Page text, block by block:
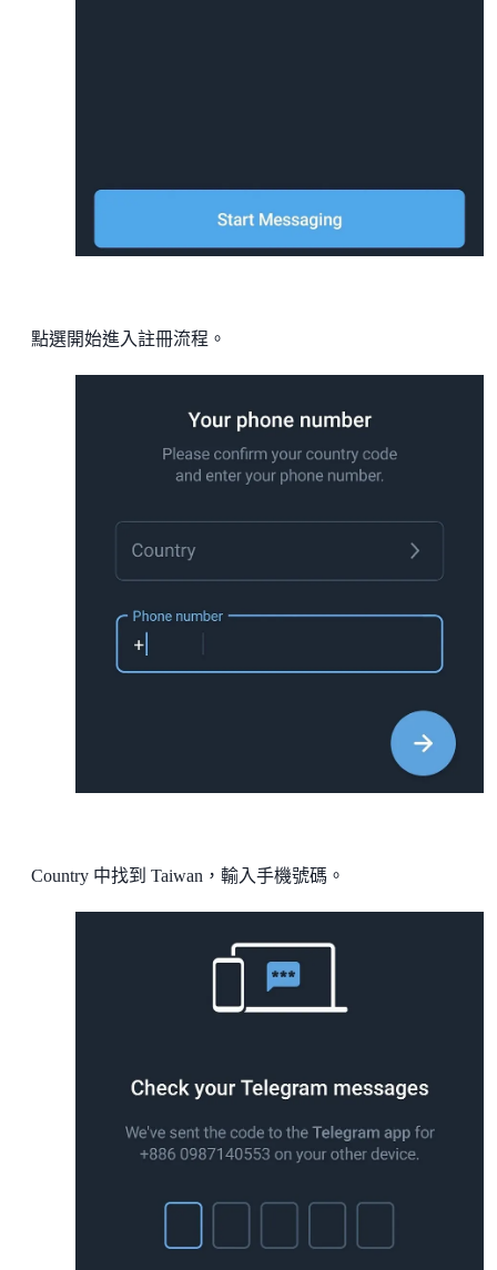
點選開始進入註冊流程。
Country 中找到 Taiwan，輸入手機號碼。